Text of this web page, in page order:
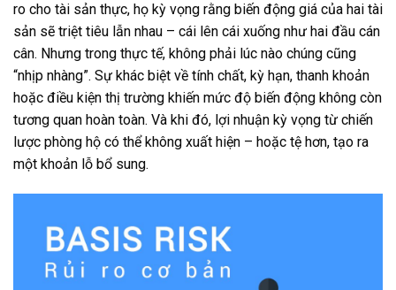
ro cho tài sản thực, họ kỳ vọng rằng biến động giá của hai tài
sản sẽ triệt tiêu lẫn nhau – cái lên cái xuống như hai đầu cán
cân. Nhưng trong thực tế, không phải lúc nào chúng cũng
“nhịp nhàng”. Sự khác biệt về tính chất, kỳ hạn, thanh khoản
hoặc điều kiện thị trường khiến mức độ biến động không còn
tương quan hoàn toàn. Và khi đó, lợi nhuận kỳ vọng từ chiến
lược phòng hộ có thể không xuất hiện – hoặc tệ hơn, tạo ra
một khoản lỗ bổ sung.